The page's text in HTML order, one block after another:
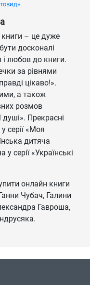
книги – це дуже
досконалі
і любов до книги.
за рівнями
цікаво!».
а також
розмов
душі». Прекрасні
серії «Моя
дитяча
серії «Українські
онлайн книги
Чубач, Галини
Гавроша,